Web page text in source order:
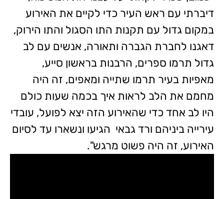
דיברתי עם ראש העיר כדי לקיים את האירוע
במקום גדול עם תקנות התו הסגול והתו הירוק,
דאגנו לחברת הגברה ותאורה, אנשים עם לב
גדול תרמו ספרים, הרבנות בראשון סייע,
מאפיות בעיר תרמו שתייה ומאפים, זה היה
מחמם את הלב לראות איך בכמה שעות כולם
היו לב אחד כדי שהאירוע הזה יצא לפועל, עובדי
עירייה ביניהם ורד גבאי הגיעו ונשארו עד לסיום
האירוע, זה היה פשוט מרגש".